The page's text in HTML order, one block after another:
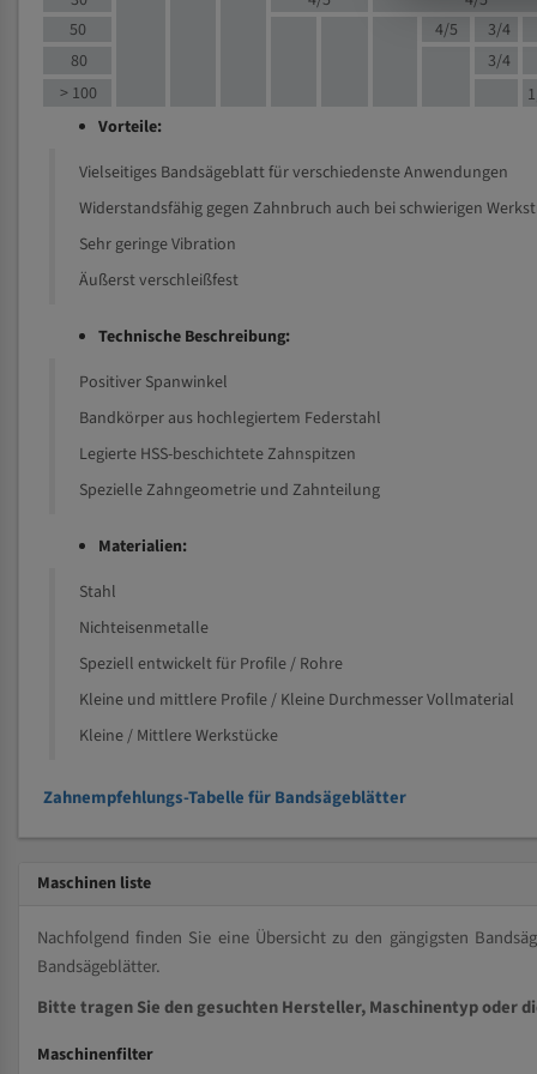
50
4/5 3/4
80
3/4
> 100
Vorteile:
Vielseitiges Bandsägeblatt für verschiedenste Anwendungen
Widerstandsfähig gegen Zahnbruch auch bei schwierigen
Sehr geringe Vibration
Äußerst verschleißfest
Technische Beschreibung:
Positiver Spanwinkel
Bandkörper aus hochlegiertem Federstahl
Legierte HSS-beschichtete Zahnspitzen
Spezielle Zahngeometrie und Zahnteilung
Materialien:
Stahl
Nichteisenmetalle
Speziell entwickelt für Profile / Rohre
Kleine und mittlere Profile / Kleine Durchmesser Vollmaterial
Kleine / Mittlere Werkstücke
Zahnempfehlungs-Tabelle für Bandsägeblätter
Maschinen liste
Nachfolgend finden Sie eine Übersicht zu den gängigsten
Bandsägeblätter.
Bitte tragen Sie den gesuchten Hersteller, Maschinentyp oder
Maschinenfilter